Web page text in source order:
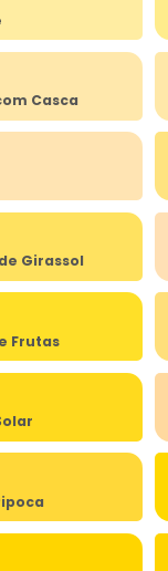
Casca
Girassol
Frutas